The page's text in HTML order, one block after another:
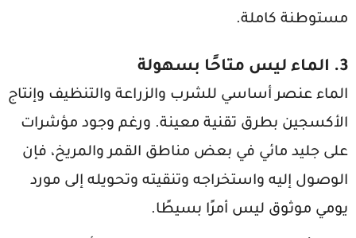
مستوطنة كاملة.
3. الماء ليس متاحًا بسهولة
الماء عنصر أساسي للشرب والزراعة والتنظيف وإنتاج
الأكسجين بطرق تقنية معينة. ورغم وجود مؤشرات
على جليد مائي في بعض مناطق القمر والمريخ، فإن
الوصول إليه واستخراجه وتنقيته وتحويله إلى مورد
يومي موثوق ليس أمرًا بسيطًا.